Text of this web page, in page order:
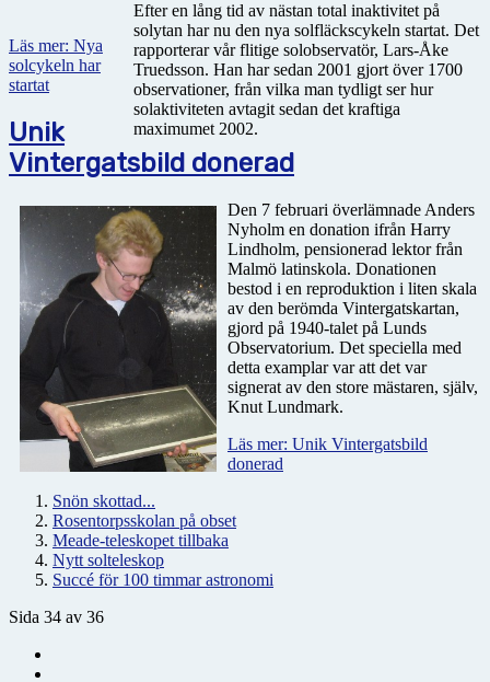
Efter en lång tid av nästan total inaktivitet på
solytan har nu den nya solfläckscykeln startat. Det
rapporterar vår flitige solobservatör, Lars-Åke
Truedsson. Han har sedan 2001 gjort över 1700
observationer, från vilka man tydligt ser hur
solaktiviteten avtagit sedan det kraftiga
maximumet 2002.
Läs mer: Nya
solcykeln har
startat
Unik
Vintergatsbild donerad
Den 7 februari överlämnade Anders
Nyholm en donation ifrån Harry
Lindholm, pensionerad lektor från
Malmö latinskola. Donationen
bestod i en reproduktion i liten skala
av den berömda Vintergatskartan,
gjord på 1940-talet på Lunds
Observatorium. Det speciella med
detta examplar var att det var
signerat av den store mästaren, själv,
Knut Lundmark.
Läs mer: Unik Vintergatsbild
donerad
Snön skottad...
Rosentorpsskolan på obset
Meade-teleskopet tillbaka
Nytt solteleskop
Succé för 100 timmar astronomi
Sida 34 av 36